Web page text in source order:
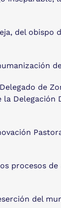
del obispo
de
Delegación
procesos de
del